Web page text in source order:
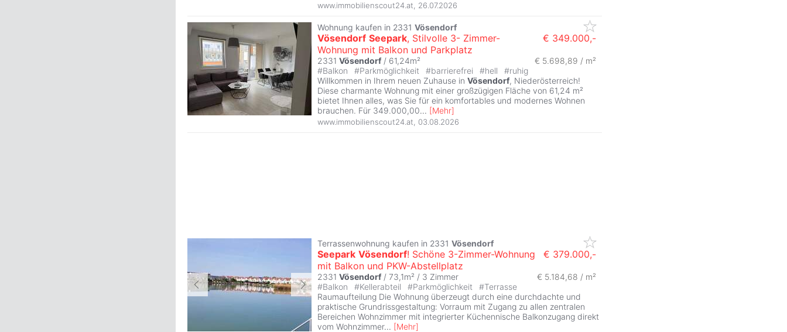
www.immobilienscout24.at 26.07.2026
Wohnung kaufen in 2331 Vösendorf
Vösendorf Seepark, Stilvolle 3- Zimmer-
Wohnung mit Balkon und Parkplatz
€ 349.000,-
2331 Vösendorf / 61,24m²
€ 5.698,89 / m²
#Balkon #Parkmöglichkeit #barrierefrei #hell #ruhig
Willkommen in Ihrem neuen Zuhause in Vösendorf, Niederösterreich!
Diese charmante Wohnung mit einer großzügigen Fläche von 61,24 m²
bietet Ihnen alles, was Sie für ein komfortables und modernes Wohnen
brauchen. Für 349.000,00... [Mehr]
www.immobilienscout24.at 03.08.2026
Terrassenwohnung kaufen in 2331 Vösendorf
Seepark Vösendorf! Schöne 3-Zimmer-Wohnung
mit Balkon und PKW-Abstellplatz
€ 379.000,-
2331 Vösendorf / 73,1m² / 3 Zimmer € 5.184,68 / m²
#Balkon #Kellerabteil #Parkmöglichkeit #Terrasse
Raumaufteilung Die Wohnung überzeugt durch eine durchdachte und
praktische Grundrissgestaltung: Vorraum mit Zugang zu allen zentralen
Bereichen Wohnzimmer mit integrierter Küchennische Balkonzugang direkt
vom Wohnzimmer... [Mehr]